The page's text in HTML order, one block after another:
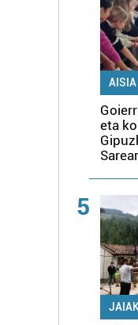
AISIA
eta
5